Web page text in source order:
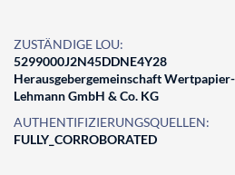
ZUSTÄNDIGE LOU:
5299000J2N45DDNE4Y28
Herausgebergemeinschaft
Lehmann GmbH & Co. KG
AUTHENTIFIZIERUNGSQUELLEN:
FULLY_CORROBORATED